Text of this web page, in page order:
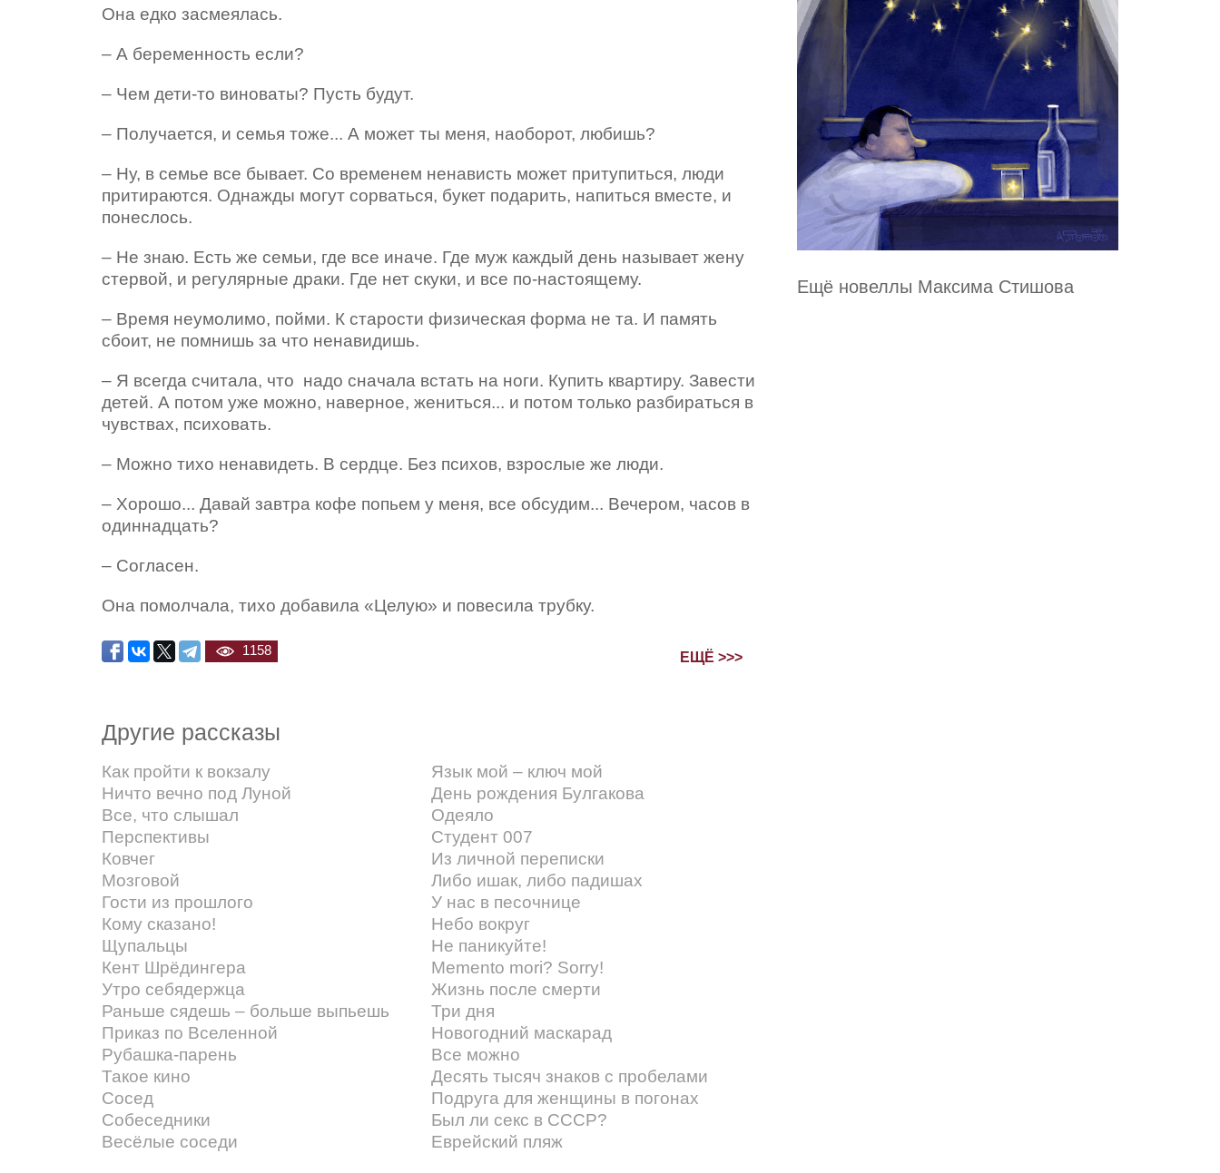
Она едко засмеялась.
– А беременность если?
– Чем дети-то виноваты? Пусть будут.
– Получается, и семья тоже... А может ты меня, наоборот, любишь?
– Ну, в семье все бывает. Со временем ненависть может притупиться, люди
притираются. Однажды могут сорваться, букет подарить, напиться вместе, и
понеслось.
– Не знаю. Есть же семьи, где все иначе. Где муж каждый день называет жену
стервой, и регулярные драки. Где нет скуки, и все по-настоящему.
– Время неумолимо, пойми. К старости физическая форма не та. И память
сбоит, не помнишь за что ненавидишь.
– Я всегда считала, что надо сначала встать на ноги. Купить квартиру. Завести
детей. А потом уже можно, наверное, жениться... и потом только разбираться в
чувствах, психовать.
– Можно тихо ненавидеть. В сердце. Без психов, взрослые же люди.
– Хорошо... Давай завтра кофе попьем у меня, все обсудим... Вечером, часов в
одиннадцать?
– Согласен.
Она помолчала, тихо добавила «Целую» и повесила трубку.
1158 ЕЩЁ >>>
Другие рассказы
Как пройти к вокзалу
Язык мой – ключ мой
Ничто вечно под Луной
День рождения Булгакова
Все, что слышал
Одеяло
Перспективы
Студент 007
Ковчег
Из личной переписки
Мозговой
Либо ишак, либо падишах
Гости из прошлого
У нас в песочнице
Кому сказано!
Небо вокруг
Щупальцы
Не паникуйте!
Кент Шрёдингера
Memento mori? Sorry!
Утро себядержца
Жизнь после смерти
Раньше сядешь – больше выпьешь
Три дня
Приказ по Вселенной
Новогодний маскарад
Рубашка-парень
Все можно
Такое кино
Десять тысяч знаков с пробелами
Сосед
Подруга для женщины в погонах
Собеседники
Был ли секс в СССР?
Весёлые соседи
Еврейский пляж
Ещё новеллы Максима Стишова